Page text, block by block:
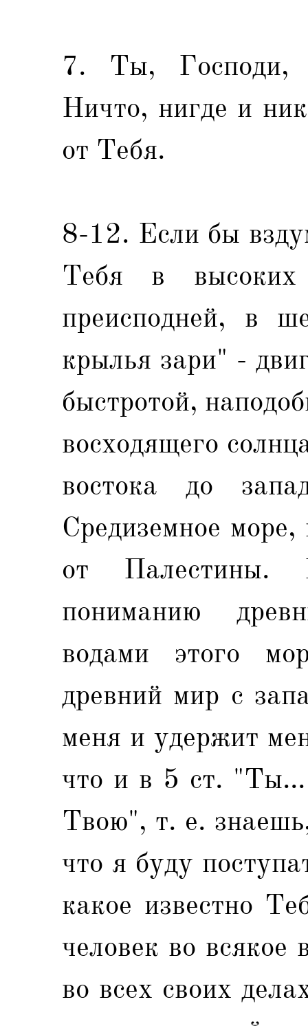
7. Ты, Господи,
Ничто, нигде и
от Тебя.
8-12. Если бы
Тебя в
преисподней, в
крылья зари" -
быстротой,
восходящего
востока до
Средиземное
от Палестины.
пониманию
водами этого
древний мир с
меня и удержит
что и в 5 ст.
Твою", т. е.
что я буду
какое известно
человек во всякое
во всех своих